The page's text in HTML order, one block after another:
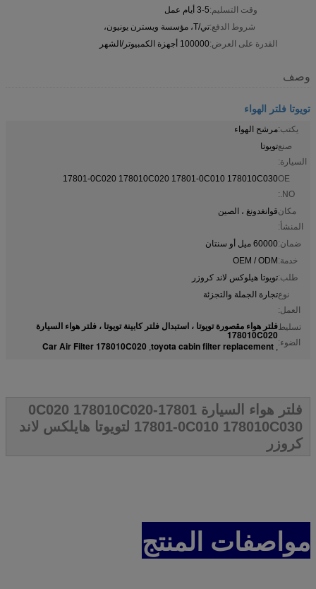
وقت التسليم:3-5 أيام عمل
شروط الدفع:تي/T، مؤسسة ويسترن يونيون،
القدرة على العرض:100000 أجهزة الكمبيوتر/الشهر
وصف
تويوتا فلتر الهواء
يكتب:مرشح الهواء
صنع
السيارة:
تويوتا
OE
NO.:
17801-0C020 178010C020 17801-0C010 178010C030
مكان
المنشأ:
قوانغدونغ ، الصين
ضمان:60000 ميل أو سنتان
خدمة:OEM / ODM
طلب:تويوتا هيلوكس لاند كروزر
نوع
العمل:
تجارة الجملة والتجزئة
تسليط
الضوء:
فلتر هواء مقصورة تويوتا ، استبدال فلتر كابينة تويوتا ، فلتر هواء السيارة
178010C020
,
toyota cabin filter replacement
,
Car Air Filter 178010C020
فلتر هواء السيارة 17801-0C020 178010C020
17801-0C010 178010C030 لتويوتا هايلكس لاند
كروزر
مواصفات المنتج